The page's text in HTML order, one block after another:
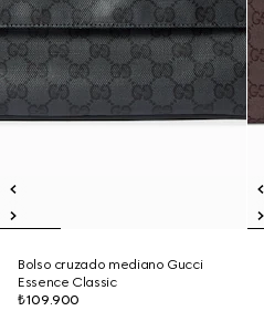
Bolso cruzado mediano Gucci
Essence Classic
₺109.900